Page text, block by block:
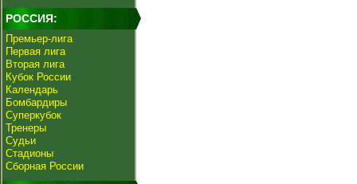
РОССИЯ:
Премьер-лига
Первая лига
Вторая лига
Кубок России
Календарь
Бомбардиры
Суперкубок
Тренеры
Судьи
Стадионы
Сборная России